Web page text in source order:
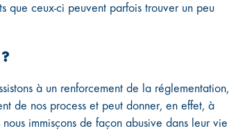
que ceux-ci peuvent parfois trouver un peu
à un renforcement de la réglementation,
de nos process et peut donner, en effet, à
nous immisçons de façon abusive dans leur vie